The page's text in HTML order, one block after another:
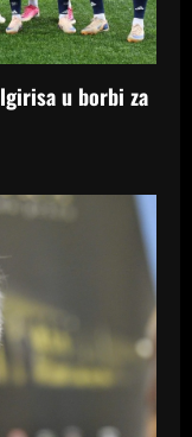
u borbi za